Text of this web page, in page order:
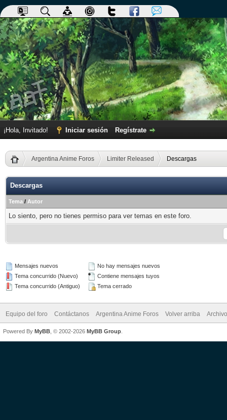
¡Hola, Invitado! Iniciar sesión Regístrate
Argentina Anime Foros Limiter Released Descargas
Descargas
Tema / Autor
Lo siento, pero no tienes permiso para ver temas en este foro.
Mensajes nuevos
Tema concurrido (Nuevo)
Tema concurrido (Antiguo)
No hay mensajes nuevos
Contiene mensajes tuyos
Tema cerrado
Equipo del foro Contáctanos Argentina Anime Foros Volver arriba
Powered By MyBB , © 2002-2026 MyBB Group